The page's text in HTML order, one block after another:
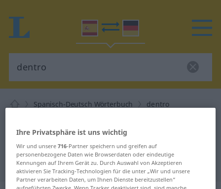
Spanisch-Deutsch Wörterbuch dentro
"dentro"
"dentro" Deutsch Übersetzung
Ihre Privatsphäre ist uns wichtig
Wir und unsere716-Partner speichern und greifen auf
personenbezogene Daten wie Browserdaten oder eindeutige
Kennungen auf Ihrem Gerät zu. Durch Auswahl von Akzeptieren
aktivieren Sie Tracking-Technologien für die unter „Wir und unsere
Partner verarbeiten Daten, um Ihnen Dienste bereitzustellen“